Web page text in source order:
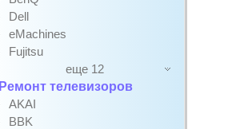
Dell
eMachines
Fujitsu
еще 12
Ремонт телевизоров
AKAI
BBK